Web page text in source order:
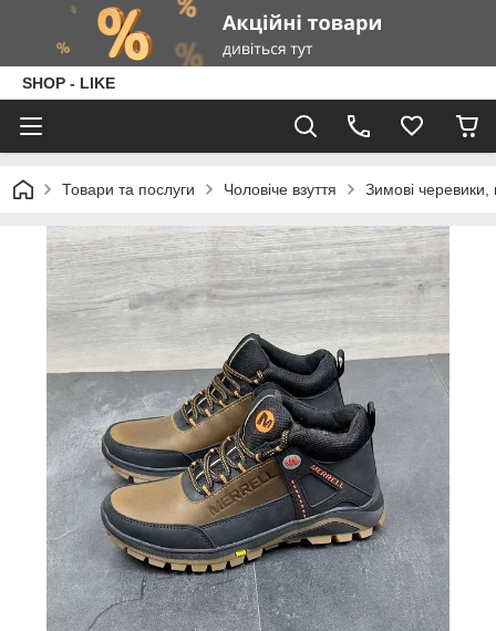
SHOP - LIKE
Товари та послуги Чоловіче взуття Зимові черевики,